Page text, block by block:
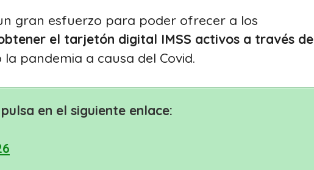
gran esfuerzo para poder ofrecer a los
el tarjetón digital IMSS activos a través de
pandemia a causa del Covid.
en el siguiente enlace: